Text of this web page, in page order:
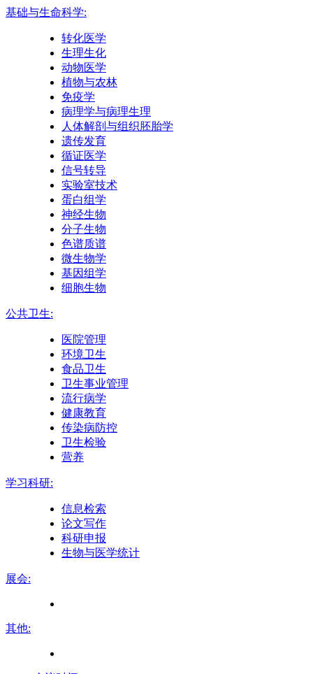
基础与生命科学:
转化医学
生理生化
动物医学
植物与农林
免疫学
病理学与病理生理
人体解剖与组织胚胎学
遗传发育
循证医学
信号转导
实验室技术
蛋白组学
神经生物
分子生物
色谱质谱
微生物学
基因组学
细胞生物
公共卫生:
医院管理
环境卫生
食品卫生
卫生事业管理
流行病学
健康教育
传染病防控
卫生检验
营养
学习科研:
信息检索
论文写作
科研申报
生物与医学统计
展会:
其他: